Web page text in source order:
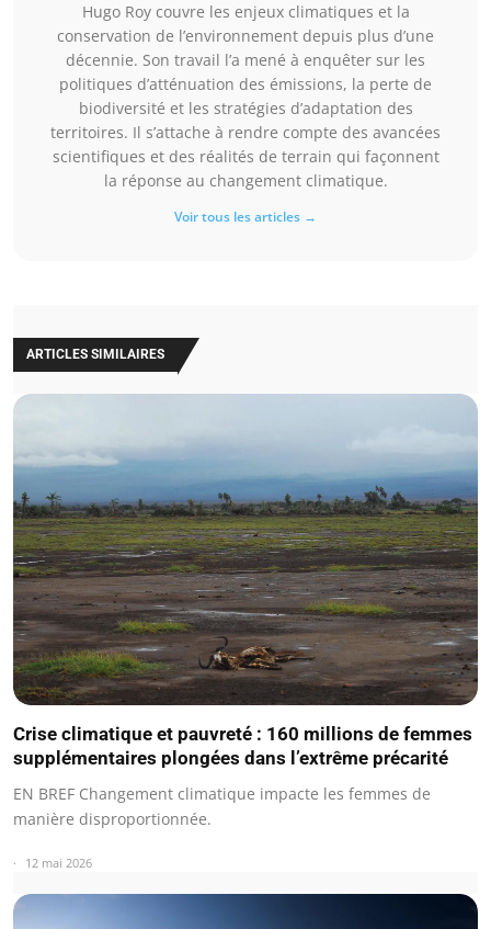
Hugo Roy couvre les enjeux climatiques et la
conservation de l’environnement depuis plus d’une
décennie. Son travail l’a mené à enquêter sur les
politiques d’atténuation des émissions, la perte de
biodiversité et les stratégies d’adaptation des
territoires. Il s’attache à rendre compte des avancées
scientifiques et des réalités de terrain qui façonnent
la réponse au changement climatique.
Voir tous les articles →
ARTICLES SIMILAIRES
Crise climatique et pauvreté : 160 millions de femmes
supplémentaires plongées dans l’extrême précarité
EN BREF Changement climatique impacte les femmes de
manière disproportionnée.
12 mai 2026